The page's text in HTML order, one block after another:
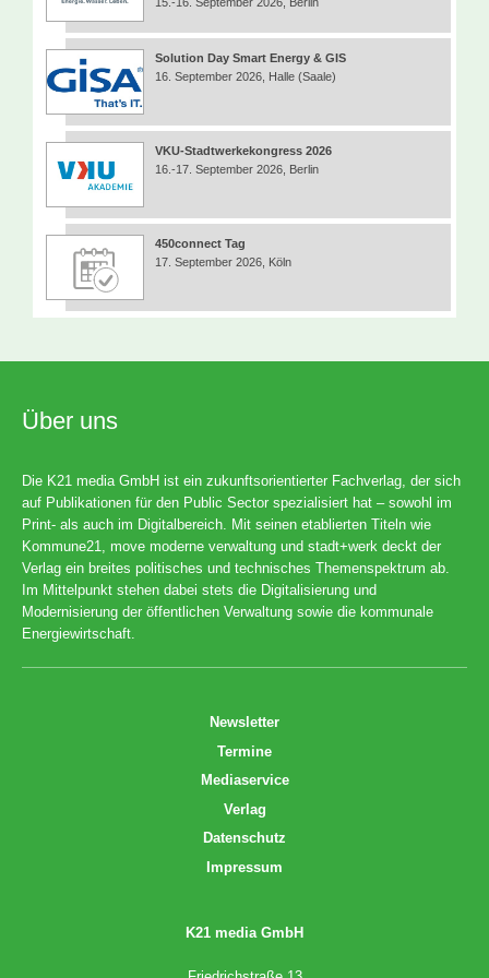
Solution Day Smart Energy & GIS
16. September 2026, Halle (Saale)
VKU-Stadtwerkekongress 2026
16.-17. September 2026, Berlin
450connect Tag
17. September 2026, Köln
Über uns
Die K21 media GmbH ist ein zukunftsorientierter Fachverlag, der sich
auf Publikationen für den Public Sector spezialisiert hat – sowohl im
Print- als auch im Digitalbereich. Mit seinen etablierten Titeln wie
Kommune21, move moderne verwaltung und stadt+werk deckt der
Verlag ein breites politisches und technisches Themenspektrum ab.
Im Mittelpunkt stehen dabei stets die Digitalisierung und
Modernisierung der öffentlichen Verwaltung sowie die kommunale
Energiewirtschaft.
Newsletter
Termine
Mediaservice
Verlag
Datenschutz
Impressum
K21 media GmbH